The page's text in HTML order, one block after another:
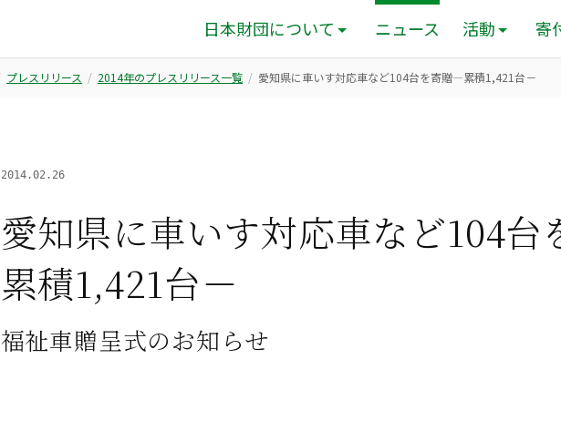
日本財団について ニュース 活動 寄
プレスリリース 2014年のプレスリリース一覧 愛知県に車いす対応車など104台を寄贈―累積1,421台－
2014.02.26
愛知県に車いす対応車など104
累積1,421台－
福祉車贈呈式のお知らせ